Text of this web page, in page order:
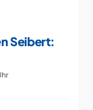
Seibert: